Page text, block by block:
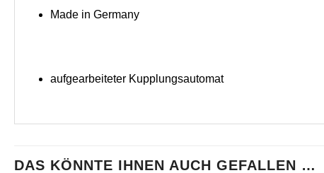
Made in Germany
aufgearbeiteter Kupplungsautomat
DAS KÖNNTE IHNEN AUCH GEFALLEN …